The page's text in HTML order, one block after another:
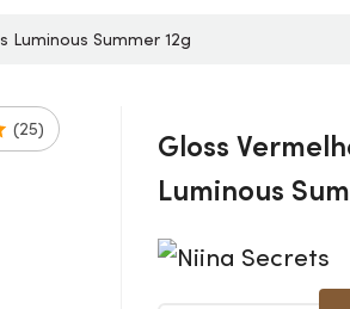
Luminous Summer 12g
Gloss
Luminous
(25)